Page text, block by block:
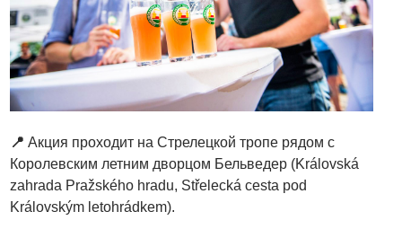
📍 Акция проходит на Стрелецкой тропе рядом с
Королевским летним дворцом Бельведер (Královská
zahrada Pražského hradu, Střelecká cesta pod
Královským letohrádkem).